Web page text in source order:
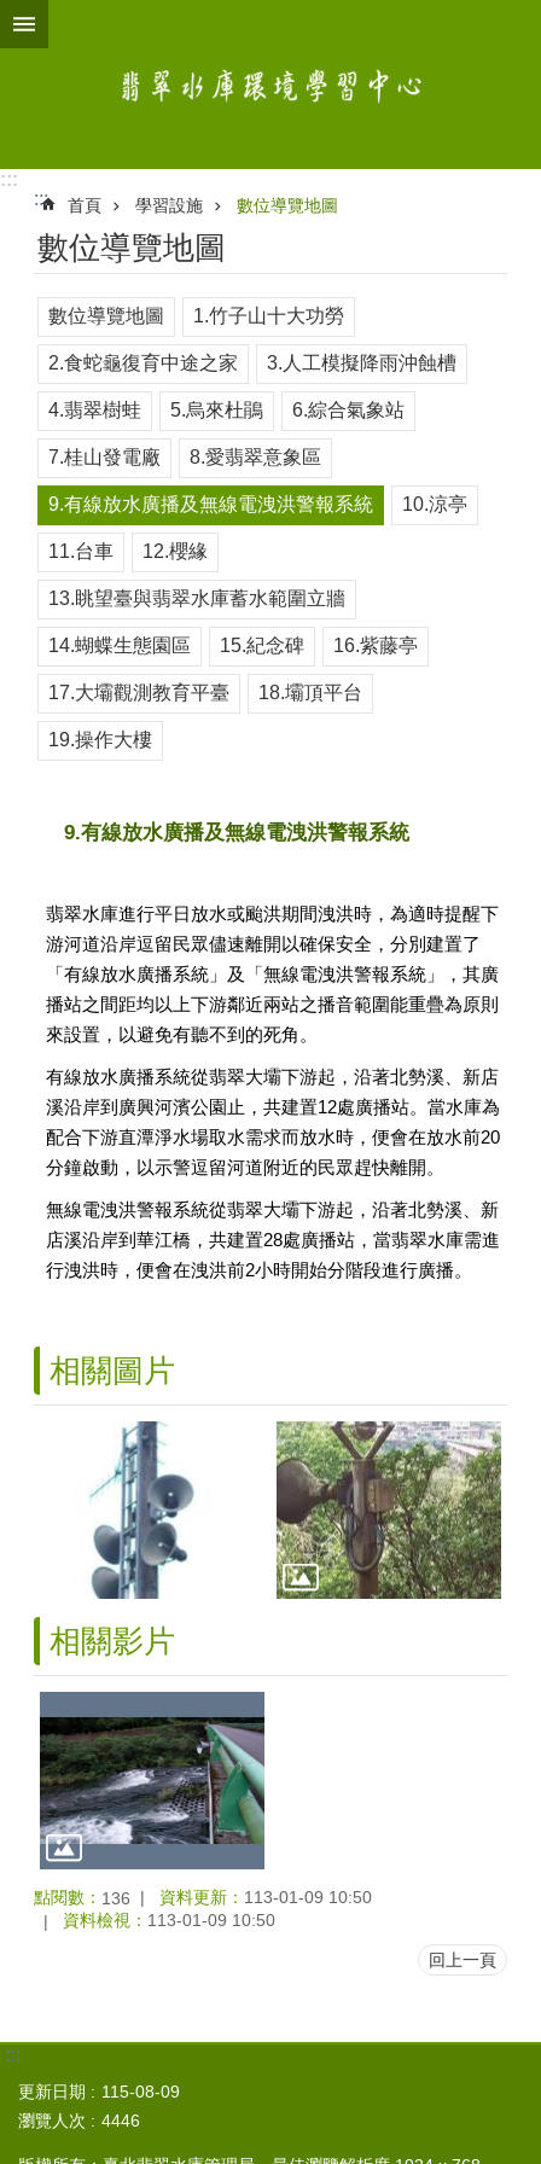
跳到主要內容區塊
:::
:::
首頁 學習設施 數位導覽地圖
數位導覽地圖
數位導覽地圖 1.竹子山十大功勞
2.食蛇龜復育中途之家 3.人工模擬降雨沖蝕槽
4.翡翠樹蛙 5.烏來杜鵑 6.綜合氣象站
7.桂山發電廠 8.愛翡翠意象區
9.有線放水廣播及無線電洩洪警報系統 10.涼亭
11.台車 12.櫻緣
13.眺望臺與翡翠水庫蓄水範圍立牆
14.蝴蝶生態園區 15.紀念碑 16.紫藤亭
17.大壩觀測教育平臺 18.壩頂平台
19.操作大樓
9.有線放水廣播及無線電洩洪警報系統
翡翠水庫進行平日放水或颱洪期間洩洪時，為適時提醒下
游河道沿岸逗留民眾儘速離開以確保安全，分別建置了
「有線放水廣播系統」及「無線電洩洪警報系統」，其廣
播站之間距均以上下游鄰近兩站之播音範圍能重疊為原則
來設置，以避免有聽不到的死角。
有線放水廣播系統從翡翠大壩下游起，沿著北勢溪、新店
溪沿岸到廣興河濱公園止，共建置12處廣播站。當水庫為
配合下游直潭淨水場取水需求而放水時，便會在放水前20
分鐘啟動，以示警逗留河道附近的民眾趕快離開。
無線電洩洪警報系統從翡翠大壩下游起，沿著北勢溪、新
店溪沿岸到華江橋，共建置28處廣播站，當翡翠水庫需進
行洩洪時，便會在洩洪前2小時開始分階段進行廣播。
相關圖片
相關影片
點閱數： 136 資料更新： 113-01-09 10:50
資料檢視： 113-01-09 10:50
回上一頁
:::
更新日期
115-08-09
瀏覽人次
4446